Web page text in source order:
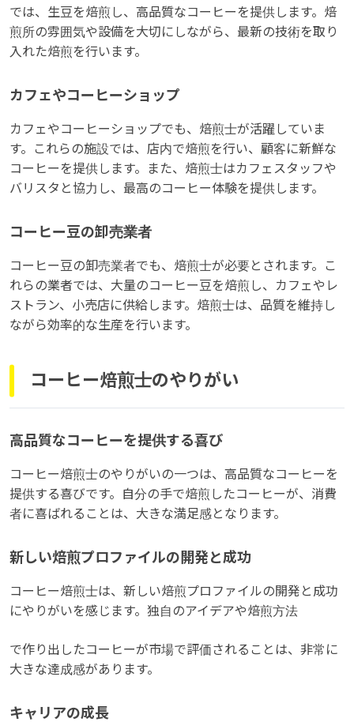
では、生豆を焙煎し、高品質なコーヒーを提供します。焙
煎所の雰囲気や設備を大切にしながら、最新の技術を取り
入れた焙煎を行います。
カフェやコーヒーショップ
カフェやコーヒーショップでも、焙煎士が活躍していま
す。これらの施設では、店内で焙煎を行い、顧客に新鮮な
コーヒーを提供します。また、焙煎士はカフェスタッフや
バリスタと協力し、最高のコーヒー体験を提供します。
コーヒー豆の卸売業者
コーヒー豆の卸売業者でも、焙煎士が必要とされます。こ
れらの業者では、大量のコーヒー豆を焙煎し、カフェやレ
ストラン、小売店に供給します。焙煎士は、品質を維持し
ながら効率的な生産を行います。
コーヒー焙煎士のやりがい
高品質なコーヒーを提供する喜び
コーヒー焙煎士のやりがいの一つは、高品質なコーヒーを
提供する喜びです。自分の手で焙煎したコーヒーが、消費
者に喜ばれることは、大きな満足感となります。
新しい焙煎プロファイルの開発と成功
コーヒー焙煎士は、新しい焙煎プロファイルの開発と成功
にやりがいを感じます。独自のアイデアや焙煎方法
で作り出したコーヒーが市場で評価されることは、非常に
大きな達成感があります。
キャリアの成長